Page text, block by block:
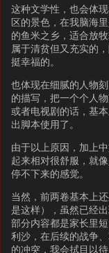
这种文学性，也会体
区的景色，在我脑海
的鱼米之乡，适合放
属于清贫但又充实的
挺幸福的。
也体现在细腻的人物
的描写，把一个个人
或者电视剧的话，基
出脚本使用了。
由于以上原因，加上
起来相对很舒服，就
停不下来的感觉。
当然，前两卷基本上
是这样），虽然已经
部分内容都是家长里
利沙，在后续的战争
的冲突，我会拭目以待